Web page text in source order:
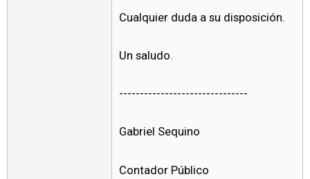
Cualquier duda a su disposición.
Un saludo.
-------------------------------
Gabriel Sequino
Contador Público